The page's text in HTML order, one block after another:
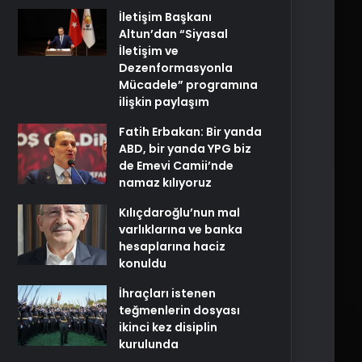
İletişim Başkanı
Altun’dan “Siyasal
İletişim ve
Dezenformasyonla
Mücadele” programına
ilişkin paylaşım
Fatih Erbakan: Bir yanda
ABD, bir yanda YPG biz
de Emevi Camii’nde
namaz kılıyoruz
Kılıçdaroğlu’nun mal
varlıklarına ve banka
hesaplarına haciz
konuldu
İhraçları istenen
teğmenlerin dosyası
ikinci kez disiplin
kurulunda